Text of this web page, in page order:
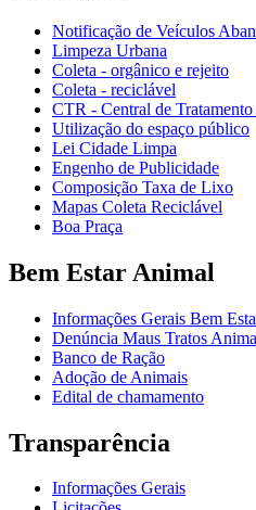
Notificação de Veículos
Limpeza Urbana
Coleta - orgânico e rejeito
Coleta - reciclável
CTR - Central de Tratamento
Utilização do espaço público
Lei Cidade Limpa
Engenho de Publicidade
Composição Taxa de Lixo
Mapas Coleta Reciclável
Boa Praça
Bem Estar Animal
Informações Gerais Bem
Denúncia Maus Tratos
Banco de Ração
Adoção de Animais
Edital de chamamento
Transparência
Informações Gerais